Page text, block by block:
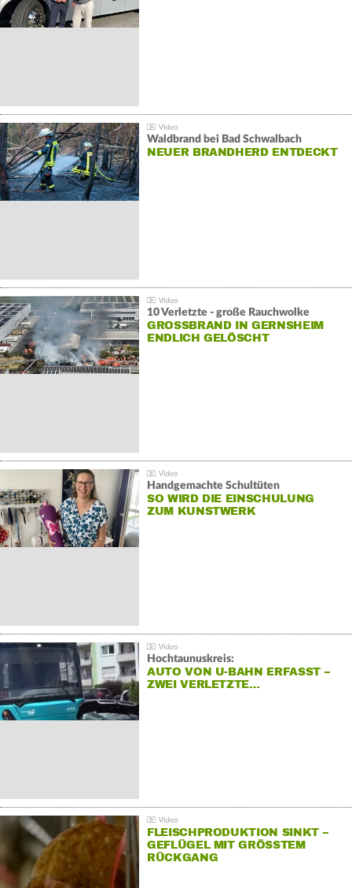
Waldbrand bei Bad Schwalbach
NEUER BRANDHERD ENTDECKT
10 Verletzte - große Rauchwolke
GROSSBRAND IN GERNSHEIM E
NDLICH GELÖSCHT
Handgemachte Schultüten
SO WIRD DIE EINSCHULUNG
ZUM KUNSTWERK
Hochtaunuskreis:
AUTO VON U-BAHN ERFASST –
ZWEI VERLETZTE…
FLEISCHPRODUKTION SINKT –
GEFLÜGEL MIT GRÖSSTEM R
ÜCKGANG